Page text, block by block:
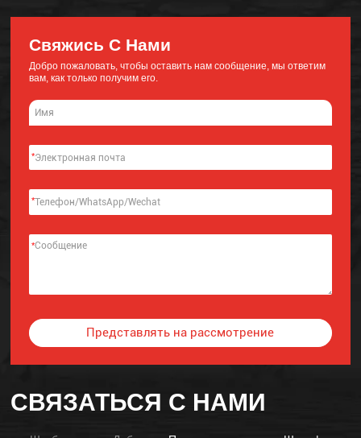
СВЯЗАТЬСЯ С НАМИ
Свяжись С Нами
Добро пожаловать, чтобы оставить нам сообщение, мы ответим
вам, как только получим его.
*
*
*
Представлять на рассмотрение